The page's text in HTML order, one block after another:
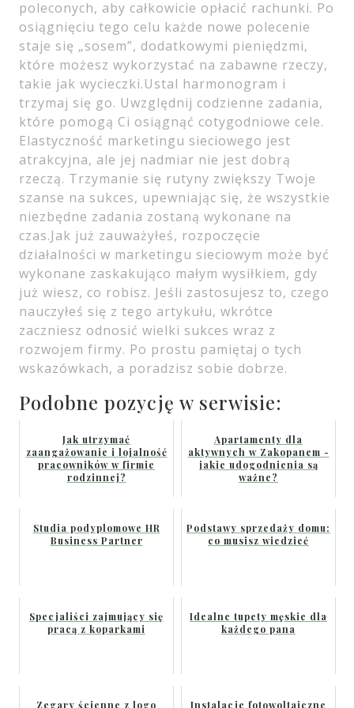
poleconych, aby całkowicie opłacić rachunki. Po
osiągnięciu tego celu każde nowe polecenie
staje się „sosem”, dodatkowymi pieniędzmi,
które możesz wykorzystać na zabawne rzeczy,
takie jak wycieczki.Ustal harmonogram i
trzymaj się go. Uwzględnij codzienne zadania,
które pomogą Ci osiągnąć cotygodniowe cele.
Elastyczność marketingu sieciowego jest
atrakcyjna, ale jej nadmiar nie jest dobrą
rzeczą. Trzymanie się rutyny zwiększy Twoje
szanse na sukces, upewniając się, że wszystkie
niezbędne zadania zostaną wykonane na
czas.Jak już zauważyłeś, rozpoczęcie
działalności w marketingu sieciowym może być
wykonane zaskakująco małym wysiłkiem, gdy
już wiesz, co robisz. Jeśli zastosujesz to, czego
nauczyłeś się z tego artykułu, wkrótce
zaczniesz odnosić wielki sukces wraz z
rozwojem firmy. Po prostu pamiętaj o tych
wskazówkach, a poradzisz sobie dobrze.
Podobne pozycję w serwisie:
Jak utrzymać
zaangażowanie i lojalność
pracowników w firmie
rodzinnej?
Apartamenty dla
aktywnych w Zakopanem -
jakie udogodnienia są
ważne?
Studia podyplomowe HR
Business Partner
Podstawy sprzedaży domu:
co musisz wiedzieć
Specjaliści zajmujący się
pracą z koparkami
Idealne tupety męskie dla
każdego pana
Zegary ścienne z logo
Instalacje fotowoltaiczne